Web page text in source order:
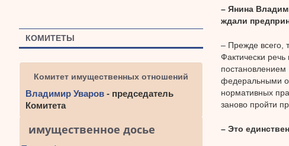
– Янина
ждали
– Прежде всего,
Фактически речь
федеральными
нормативных
заново пройти
– Это
КОМИТЕТЫ
Комитет имущественных отношений
Владимир Уваров - председатель
Комитета
имущественное досье